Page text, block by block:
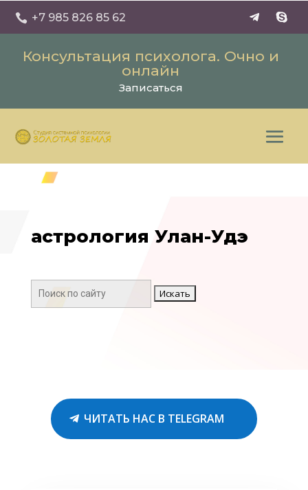
 +7 985 826 85 62
Консультация психолога. Очно и
онлайн
Записаться
астрология Улан-Удэ
Поиск:
ЧИТАТЬ НАС В TELEGRAM